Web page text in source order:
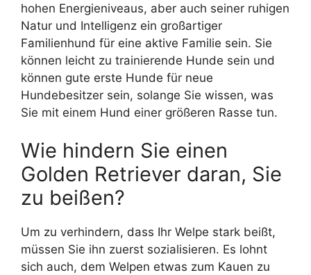
hohen Energieniveaus, aber auch seiner ruhigen
Natur und Intelligenz ein großartiger
Familienhund für eine aktive Familie sein. Sie
können leicht zu trainierende Hunde sein und
können gute erste Hunde für neue
Hundebesitzer sein, solange Sie wissen, was
Sie mit einem Hund einer größeren Rasse tun.
Wie hindern Sie einen
Golden Retriever daran, Sie
zu beißen?
Um zu verhindern, dass Ihr Welpe stark beißt,
müssen Sie ihn zuerst sozialisieren. Es lohnt
sich auch, dem Welpen etwas zum Kauen zu